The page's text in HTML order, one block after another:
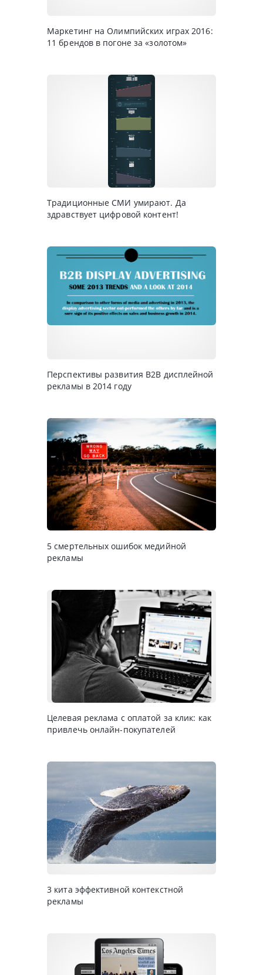
Маркетинг на Олимпийских играх 2016:
11 брендов в погоне за «золотом»
Традиционные СМИ умирают. Да
здравствует цифровой контент!
Перспективы развития B2B дисплейной
рекламы в 2014 году
5 смертельных ошибок медийной
рекламы
Целевая реклама с оплатой за клик: как
привлечь онлайн-покупателей
3 кита эффективной контекстной
рекламы